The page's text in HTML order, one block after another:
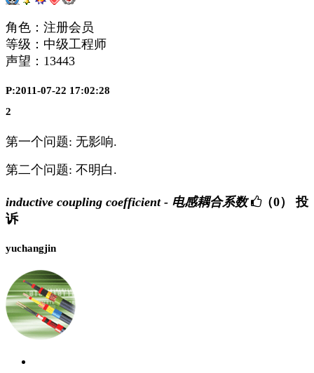
角色：注册会员
等级：中级工程师
声望： 13443
P:2011-07-22 17:02:28
2
第一个问题: 无影响.
第二个问题: 不明白.
inductive coupling coefficient - 电感耦合系数 （0）
投
诉
yuchangjin